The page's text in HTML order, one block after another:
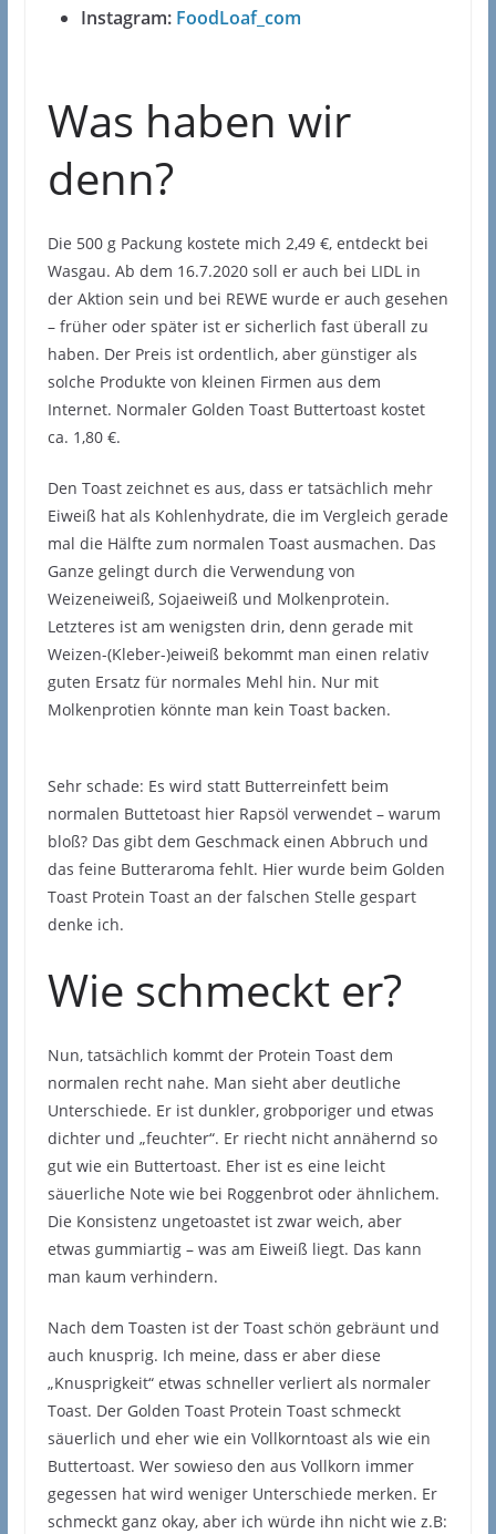
Instagram: FoodLoaf_com
Was haben wir
denn?
Die 500 g Packung kostete mich 2,49 €, entdeckt bei
Wasgau. Ab dem 16.7.2020 soll er auch bei LIDL in
der Aktion sein und bei REWE wurde er auch gesehen
– früher oder später ist er sicherlich fast überall zu
haben. Der Preis ist ordentlich, aber günstiger als
solche Produkte von kleinen Firmen aus dem
Internet. Normaler Golden Toast Buttertoast kostet
ca. 1,80 €.
Den Toast zeichnet es aus, dass er tatsächlich mehr
Eiweiß hat als Kohlenhydrate, die im Vergleich gerade
mal die Hälfte zum normalen Toast ausmachen. Das
Ganze gelingt durch die Verwendung von
Weizeneiweiß, Sojaeiweiß und Molkenprotein.
Letzteres ist am wenigsten drin, denn gerade mit
Weizen-(Kleber-)eiweiß bekommt man einen relativ
guten Ersatz für normales Mehl hin. Nur mit
Molkenprotien könnte man kein Toast backen.
Sehr schade: Es wird statt Butterreinfett beim
normalen Buttetoast hier Rapsöl verwendet – warum
bloß? Das gibt dem Geschmack einen Abbruch und
das feine Butteraroma fehlt. Hier wurde beim Golden
Toast Protein Toast an der falschen Stelle gespart
denke ich.
Wie schmeckt er?
Nun, tatsächlich kommt der Protein Toast dem
normalen recht nahe. Man sieht aber deutliche
Unterschiede. Er ist dunkler, grobporiger und etwas
dichter und „feuchter“. Er riecht nicht annähernd so
gut wie ein Buttertoast. Eher ist es eine leicht
säuerliche Note wie bei Roggenbrot oder ähnlichem.
Die Konsistenz ungetoastet ist zwar weich, aber
etwas gummiartig – was am Eiweiß liegt. Das kann
man kaum verhindern.
Nach dem Toasten ist der Toast schön gebräunt und
auch knusprig. Ich meine, dass er aber diese
„Knusprigkeit“ etwas schneller verliert als normaler
Toast. Der Golden Toast Protein Toast schmeckt
säuerlich und eher wie ein Vollkorntoast als wie ein
Buttertoast. Wer sowieso den aus Vollkorn immer
gegessen hat wird weniger Unterschiede merken. Er
schmeckt ganz okay, aber ich würde ihn nicht wie z.B: